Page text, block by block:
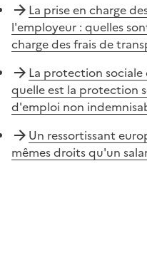
La prise en charge
l'employeur : quelles
charge des frais de
La protection
quelle est la protection
d'emploi non
Un ressortissant
mêmes droits qu'un